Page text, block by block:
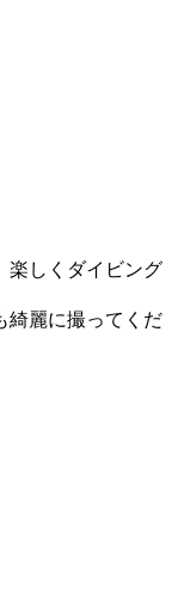
楽しくダイビング
綺麗に撮ってくだ